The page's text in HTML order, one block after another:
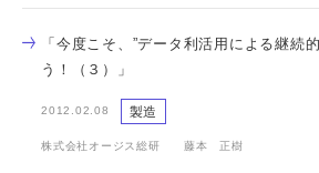
「今度こそ、”データ利活用による継続
う！（３）」
2012.02.08 製造
株式会社オージス総研 藤本 正樹